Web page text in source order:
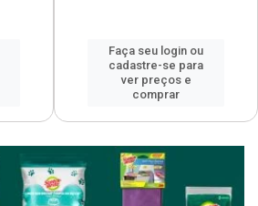
Faça seu login ou
cadastre-se para
ver preços e
comprar